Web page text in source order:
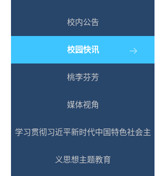
校内公告
校园快讯
桃李芬芳
媒体视角
学习贯彻习近平新时代中国特色社会主
义思想主题教育